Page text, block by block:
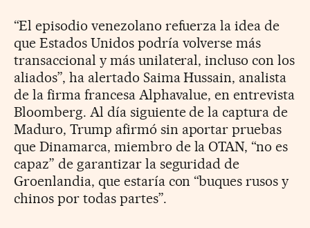
“El episodio venezolano refuerza la idea de
que Estados Unidos podría volverse más
transaccional y más unilateral, incluso con los
aliados”, ha alertado Saima Hussain, analista
de la firma francesa Alphavalue, en entrevista
Bloomberg. Al día siguiente de la captura de
Maduro, Trump afirmó sin aportar pruebas
que Dinamarca, miembro de la OTAN, “no es
capaz” de garantizar la seguridad de
Groenlandia, que estaría con “buques rusos y
chinos por todas partes”.